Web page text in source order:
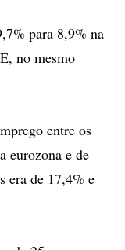
para 8,9% na
no mesmo
entre os
eurozona e de
era de 17,4% e